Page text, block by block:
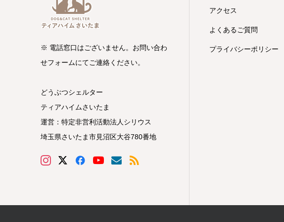
※ 電話窓口はございません。お問い合わ
せフォームにてご連絡ください。
どうぶつシェルター
ティアハイムさいたま
運営：特定非営利活動法人シリウス
埼玉県さいたま市見沼区大谷780番地
アクセス
よくあるご質問
プライバシーポリシー